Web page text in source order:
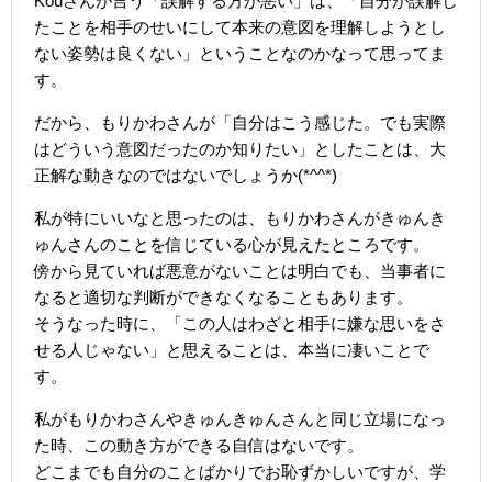
たことを相手のせいにして本来の意図を理解しようとし
ない姿勢は良くない」ということなのかなって思ってま
す。
だから、もりかわさんが「自分はこう感じた。でも実際
はどういう意図だったのか知りたい」としたことは、大
正解な動きなのではないでしょうか(*^^*)
私が特にいいなと思ったのは、もりかわさんがきゅんき
ゅんさんのことを信じている心が見えたところです。
傍から見ていれば悪意がないことは明白でも、当事者に
なると適切な判断ができなくなることもあります。
そうなった時に、「この人はわざと相手に嫌な思いをさ
せる人じゃない」と思えることは、本当に凄いことで
す。
私がもりかわさんやきゅんきゅんさんと同じ立場になっ
た時、この動き方ができる自信はないです。
どこまでも自分のことばかりでお恥ずかしいですが、学